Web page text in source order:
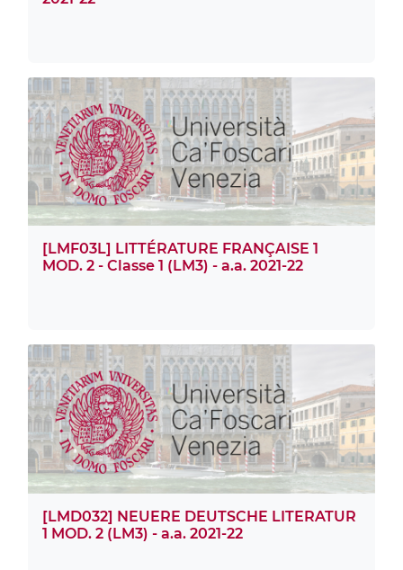
[LMF03L] LITTÉRATURE FRANÇAISE 1
MOD. 2 - Classe 1 (LM3) - a.a. 2021-22
[LMD032] NEUERE DEUTSCHE LITERATUR
1 MOD. 2 (LM3) - a.a. 2021-22